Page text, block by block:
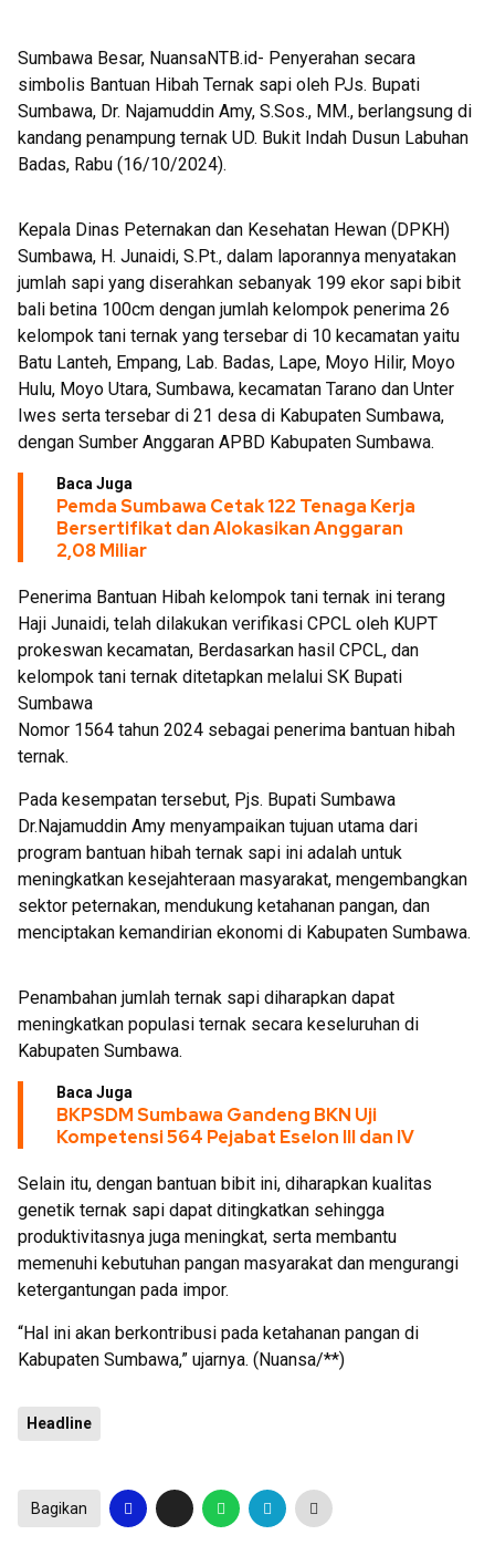
Sumbawa Besar, NuansaNTB.id- Penyerahan secara
simbolis Bantuan Hibah Ternak sapi oleh PJs. Bupati
Sumbawa, Dr. Najamuddin Amy, S.Sos., MM., berlangsung di
kandang penampung ternak UD. Bukit Indah Dusun Labuhan
Badas, Rabu (16/10/2024).
Kepala Dinas Peternakan dan Kesehatan Hewan (DPKH)
Sumbawa, H. Junaidi, S.Pt., dalam laporannya menyatakan
jumlah sapi yang diserahkan sebanyak 199 ekor sapi bibit
bali betina 100cm dengan jumlah kelompok penerima 26
kelompok tani ternak yang tersebar di 10 kecamatan yaitu
Batu Lanteh, Empang, Lab. Badas, Lape, Moyo Hilir, Moyo
Hulu, Moyo Utara, Sumbawa, kecamatan Tarano dan Unter
Iwes serta tersebar di 21 desa di Kabupaten Sumbawa,
dengan Sumber Anggaran APBD Kabupaten Sumbawa.
Baca Juga
Pemda Sumbawa Cetak 122 Tenaga Kerja
Bersertifikat dan Alokasikan Anggaran
2,08 Miliar
Penerima Bantuan Hibah kelompok tani ternak ini terang
Haji Junaidi, telah dilakukan verifikasi CPCL oleh KUPT
prokeswan kecamatan, Berdasarkan hasil CPCL, dan
kelompok tani ternak ditetapkan melalui SK Bupati
Sumbawa
Nomor 1564 tahun 2024 sebagai penerima bantuan hibah
ternak.
Pada kesempatan tersebut, Pjs. Bupati Sumbawa
Dr.Najamuddin Amy menyampaikan tujuan utama dari
program bantuan hibah ternak sapi ini adalah untuk
meningkatkan kesejahteraan masyarakat, mengembangkan
sektor peternakan, mendukung ketahanan pangan, dan
menciptakan kemandirian ekonomi di Kabupaten Sumbawa.
Penambahan jumlah ternak sapi diharapkan dapat
meningkatkan populasi ternak secara keseluruhan di
Kabupaten Sumbawa.
Baca Juga
BKPSDM Sumbawa Gandeng BKN Uji
Kompetensi 564 Pejabat Eselon III dan IV
Selain itu, dengan bantuan bibit ini, diharapkan kualitas
genetik ternak sapi dapat ditingkatkan sehingga
produktivitasnya juga meningkat, serta membantu
memenuhi kebutuhan pangan masyarakat dan mengurangi
ketergantungan pada impor.
“Hal ini akan berkontribusi pada ketahanan pangan di
Kabupaten Sumbawa,” ujarnya. (Nuansa/**)
Headline
Bagikan